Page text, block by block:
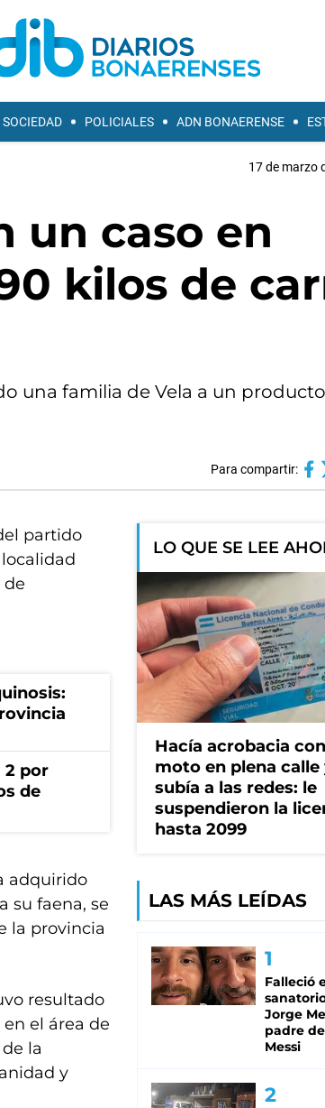
SOCIEDAD POLICIALES ADN BONAERENSE
17 de marzo
un caso en
kilos de
una familia de Vela a un
Para compartir:
partido
de
2 por
de
adquirido
su faena, se
la provincia
resultado
el área de
la
y
LO QUE SE LEE
Hacía acrobacia
moto en plena calle
subía a las redes: le
suspendieron la
hasta 2099
LAS MÁS LEÍDAS
Falleció
Jorge
padre
Messi